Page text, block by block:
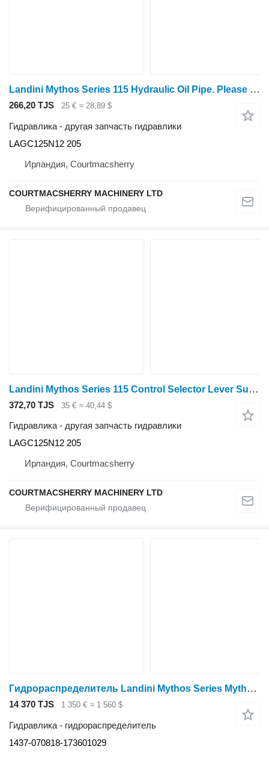
Landini Mythos Series 115 Hydraulic Oil Pipe. Please Check By The Photos LAGC125N12 205 для трактора колесного
266,20 TJS 25 € ≈ 28,89 $
Гидравлика - другая запчасть гидравлики
LAGC125N12 205
Ирландия, Courtmacsherry
COURTMACSHERRY MACHINERY LTD
Landini Mythos Series 115 Control Selector Lever Support LAGC125N12 205 для трактора колесного
372,70 TJS 35 € ≈ 40,44 $
Гидравлика - другая запчасть гидравлики
LAGC125N12 205
Ирландия, Courtmacsherry
COURTMACSHERRY MACHINERY LTD
Гидрораспределитель Landini Mythos Series Mythos 115 Spool Valve Valves Assembly 1437-070818-173601029 для трактора колесного
14 370 TJS 1 350 € ≈ 1 560 $
Гидравлика - гидрораспределитель
1437-070818-173601029